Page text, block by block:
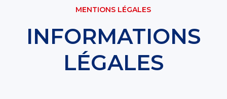
MENTIONS LÉGALES
INFORMATIONS
LÉGALES